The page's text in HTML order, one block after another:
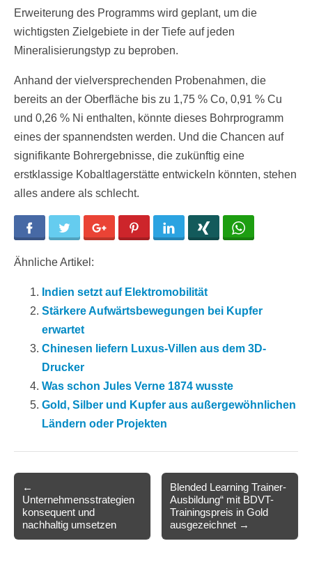
Erweiterung des Programms wird geplant, um die
wichtigsten Zielgebiete in der Tiefe auf jeden
Mineralisierungstyp zu beproben.
Anhand der vielversprechenden Probenahmen, die
bereits an der Oberfläche bis zu 1,75 % Co, 0,91 % Cu
und 0,26 % Ni enthalten, könnte dieses Bohrprogramm
eines der spannendsten werden. Und die Chancen auf
signifikante Bohrergebnisse, die zukünftig eine
erstklassige Kobaltlagerstätte entwickeln könnten, stehen
alles andere als schlecht.
Facebook Twitter Google+ Pinterest LinkedIn
Ähnliche Artikel:
Indien setzt auf Elektromobilität
Stärkere Aufwärtsbewegungen bei Kupfer
erwartet
Chinesen liefern Luxus-Villen aus dem 3D-
Drucker
Was schon Jules Verne 1874 wusste
Gold, Silber und Kupfer aus außergewöhnlichen
Ländern oder Projekten
navigation
←
Unternehmensstrategien
konsequent und
nachhaltig umsetzen
Blended Learning Trainer-
Ausbildung“ mit BDVT-
Trainingspreis in Gold
ausgezeichnet →